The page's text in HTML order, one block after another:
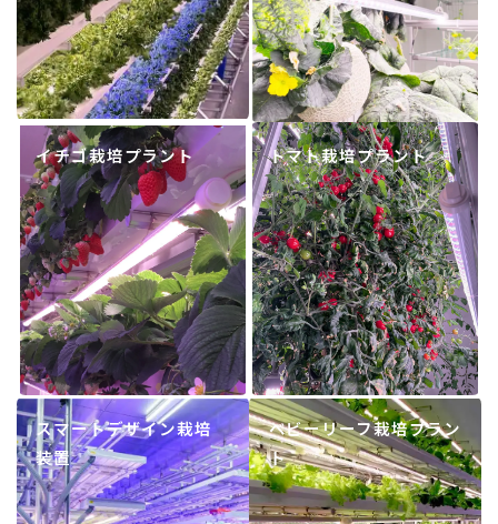
イチゴ栽培プラント トマト栽培プラント
スマートデザイン栽培
装置
ベビーリーフ栽培プラン
ト